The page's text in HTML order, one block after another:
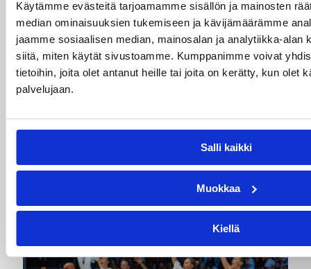
Käytämme evästeitä tarjoamamme sisällön ja mainosten
median ominaisuuksien tukemiseen ja kävijämäärämme
jaamme sosiaalisen median, mainosalan ja analytiikka-alan
siitä, miten käytät sivustoamme. Kumppanimme voivat
tietoihin, joita olet antanut heille tai joita on kerätty, kun olet
palvelujaan.
Salli kaikki
Muokkaa
Kiellä
07.08.2026 09:23
Daniel Dolenc KTP-Basketin
haaviin